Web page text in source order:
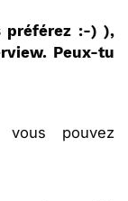
préférez :-) ),
Peux-tu
pouvez